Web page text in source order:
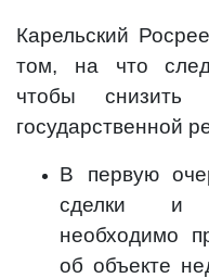
Карельский
том, на что
чтобы снизить
государственной
В первую
сделки и
необходимо
об объекте